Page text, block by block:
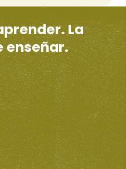
La
enseñar.